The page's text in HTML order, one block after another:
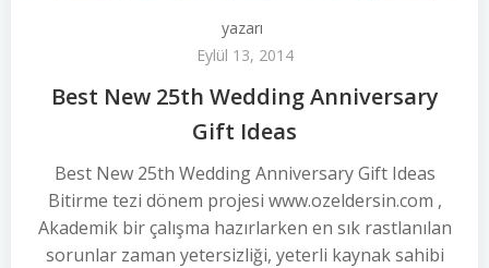
yazarı
Eylül 13, 2014
Best New 25th Wedding Anniversary
Gift Ideas
Best New 25th Wedding Anniversary Gift Ideas
Bitirme tezi dönem projesi www.ozeldersin.com ,
Akademik bir çalışma hazırlarken en sık rastlanılan
sorunlar zaman yetersizliği, yeterli kaynak sahibi